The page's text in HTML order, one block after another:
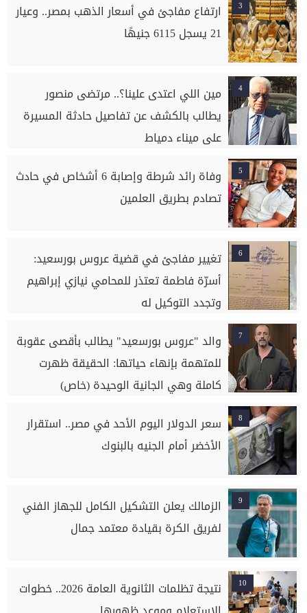
3
ارتفاع مفاجئ في أسعار الذهب بمصر.. وعيار
21 يسجل 6115 جنيهًا
4
مين اللي اعتدى علينا؟.. مرتضى منصور
يطالب بالكشف عن تفاصيل حادثة المسيرة
على ميناء دمياط
5
وفاة رائد شرطة وإصابة 6 أشخاص في حادث
تصادم بطريق العلمين
6
تغيير مفاجئ في قضية عروس بورسعيد:
أسرّة فاطمة تعتذر للمحامي نيازي إبراهيم
وتجدد التوكيل له
7
والد "عروس بورسعيد" يطالب بأقصى عقوبة
للمتهمة بإنهاء حياتها: الحقيقة ظهرت
كاملة وهي الجانية الوحيدة (خاص)
8
سعر الدولار اليوم الأحد في مصر.. استقرار
الأخضر أمام الجنيه بالبنوك
9
الزمالك يعلن التشكيل الكامل للجهاز الفني
لفريق الكرة بقيادة معتمد جمال
10
نتيجة تظلمات الثانوية العامة 2026.. خطوات